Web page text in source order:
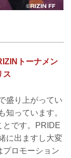
トーナメン
ス
盛り上がってい
知っています。
とです。PRIDE
に出ますし大変
プロモーション